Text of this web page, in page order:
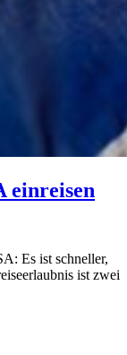
einreisen
Es ist schneller,
ist zwei